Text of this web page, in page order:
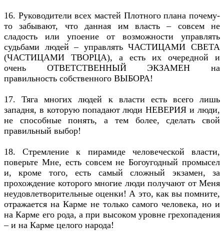
16. Руководители всех мастей Плотного плана почему-
то забывают, что данная им власть – совсем не
сладость или упоение от возможности управлять
судьбами людей – управлять ЧАСТИЦАМИ СВЕТА
(ЧАСТИЦАМИ ТВОРЦА), а есть их очередной и
очень ОТВЕТСТВЕННЫЙ ЭКЗАМЕН на
правильность собственного ВЫБОРА!
17. Тяга многих людей к власти есть всего лишь
западня, в которую попадают люди НЕВЕРИЯ и люди,
не способные понять, а тем более, сделать свой
правильный выбор!
18. Стремление к пирамиде человеческой власти,
поверьте Мне, есть совсем не Богоугодный промысел
и, кроме того, есть самый сложный экзамен, за
прохождение которого многие люди получают от Меня
неудовлетворительные оценки! А это, как вы помните,
отражается на Карме не только самого человека, но и
на Карме его рода, а при высоком уровне грехопадения
– и на Карме целого народа!